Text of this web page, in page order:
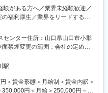
ト業務などからお任せし、実務経
を伸ばしたい分野などをもとに
測分析・研究機器を販売とする
カー、製薬メーカー、化学メーカ
ており、その数は約3000社にもの
験がある方へ／業界未経験歓迎／
福利厚生／業界をリードするメ
療機器の据付・保守・修理等を行
医療機関の方々と的確なコミュ
応を行うことで、信頼関係を構築
識・能力のみならず、コミュニ
ンター住所：山口県山口市小郡
禁煙変更の範囲：会社の定める
駅
＜賃金形態＞月給制＜賃金内訳＞
円＜月給＞250,000円～